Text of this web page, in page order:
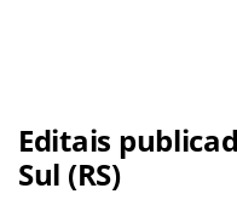
Editais
Sul (RS)